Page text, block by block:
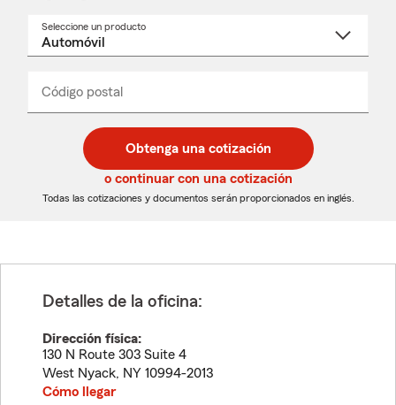
Seleccione un producto
desplegable
Código postal
de
5
dígitos
de
5
dígitos
_____
Obtenga una cotización
o continuar con una cotización
Todas las cotizaciones y documentos serán proporcionados en inglés.
Detalles de la oficina:
Dirección física:
130 N Route 303 Suite 4
West Nyack, NY 10994-2013
Cómo llegar